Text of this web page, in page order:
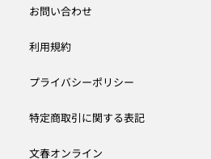
お問い合わせ
利用規約
プライバシーポリシー
特定商取引に関する表記
文春オンライン